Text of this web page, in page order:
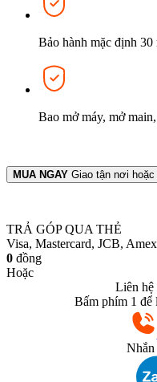
Bảo hành mặc định
Bao mở máy, mở
MUA NGAY Giao tận nơi
TRẢ GÓP QUA THẺ
Visa, Mastercard, JCB, Amex
0 đồng
Hoặc
Liên hệ
Bấm phím 1 để
Nhắn